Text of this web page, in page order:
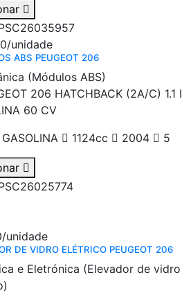
/unidade
ABS PEUGEOT 206
(Módulos ABS)
206 HATCHBACK (2A/C) 1.1 I
60 CV
GASOLINA
1124cc 2004 5
/unidade
DE VIDRO ELÉTRICO PEUGEOT 206
e Eletrónica (Elevador de vidro